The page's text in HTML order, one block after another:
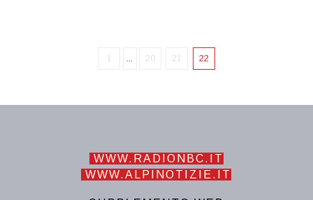
1 ... 20 21 22
WWW.RADIONBC.IT
WWW.ALPINOTIZIE.IT